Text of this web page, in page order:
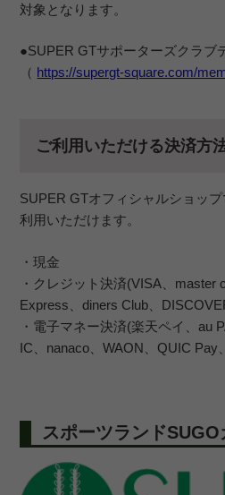
対象となります。
●SUPER GTサポーターズクラブ
（ https://supergt-square.com/
ご利用いただける決済方
SUPER GTオフィシャルショッ
利用いただけます。
・現金
・クレジット決済(VISA、master
Express、diners Club、
・電子マネー決済(楽天ペイ、au
IC、nanaco、WAON、QUIC Pay
スポーツランドSUGO